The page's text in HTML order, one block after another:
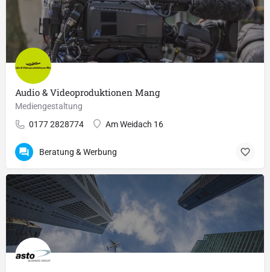
Audio & Videoproduktionen Mang
Mediengestaltung
0177 2828774
Am Weidach 16
Beratung & Werbung